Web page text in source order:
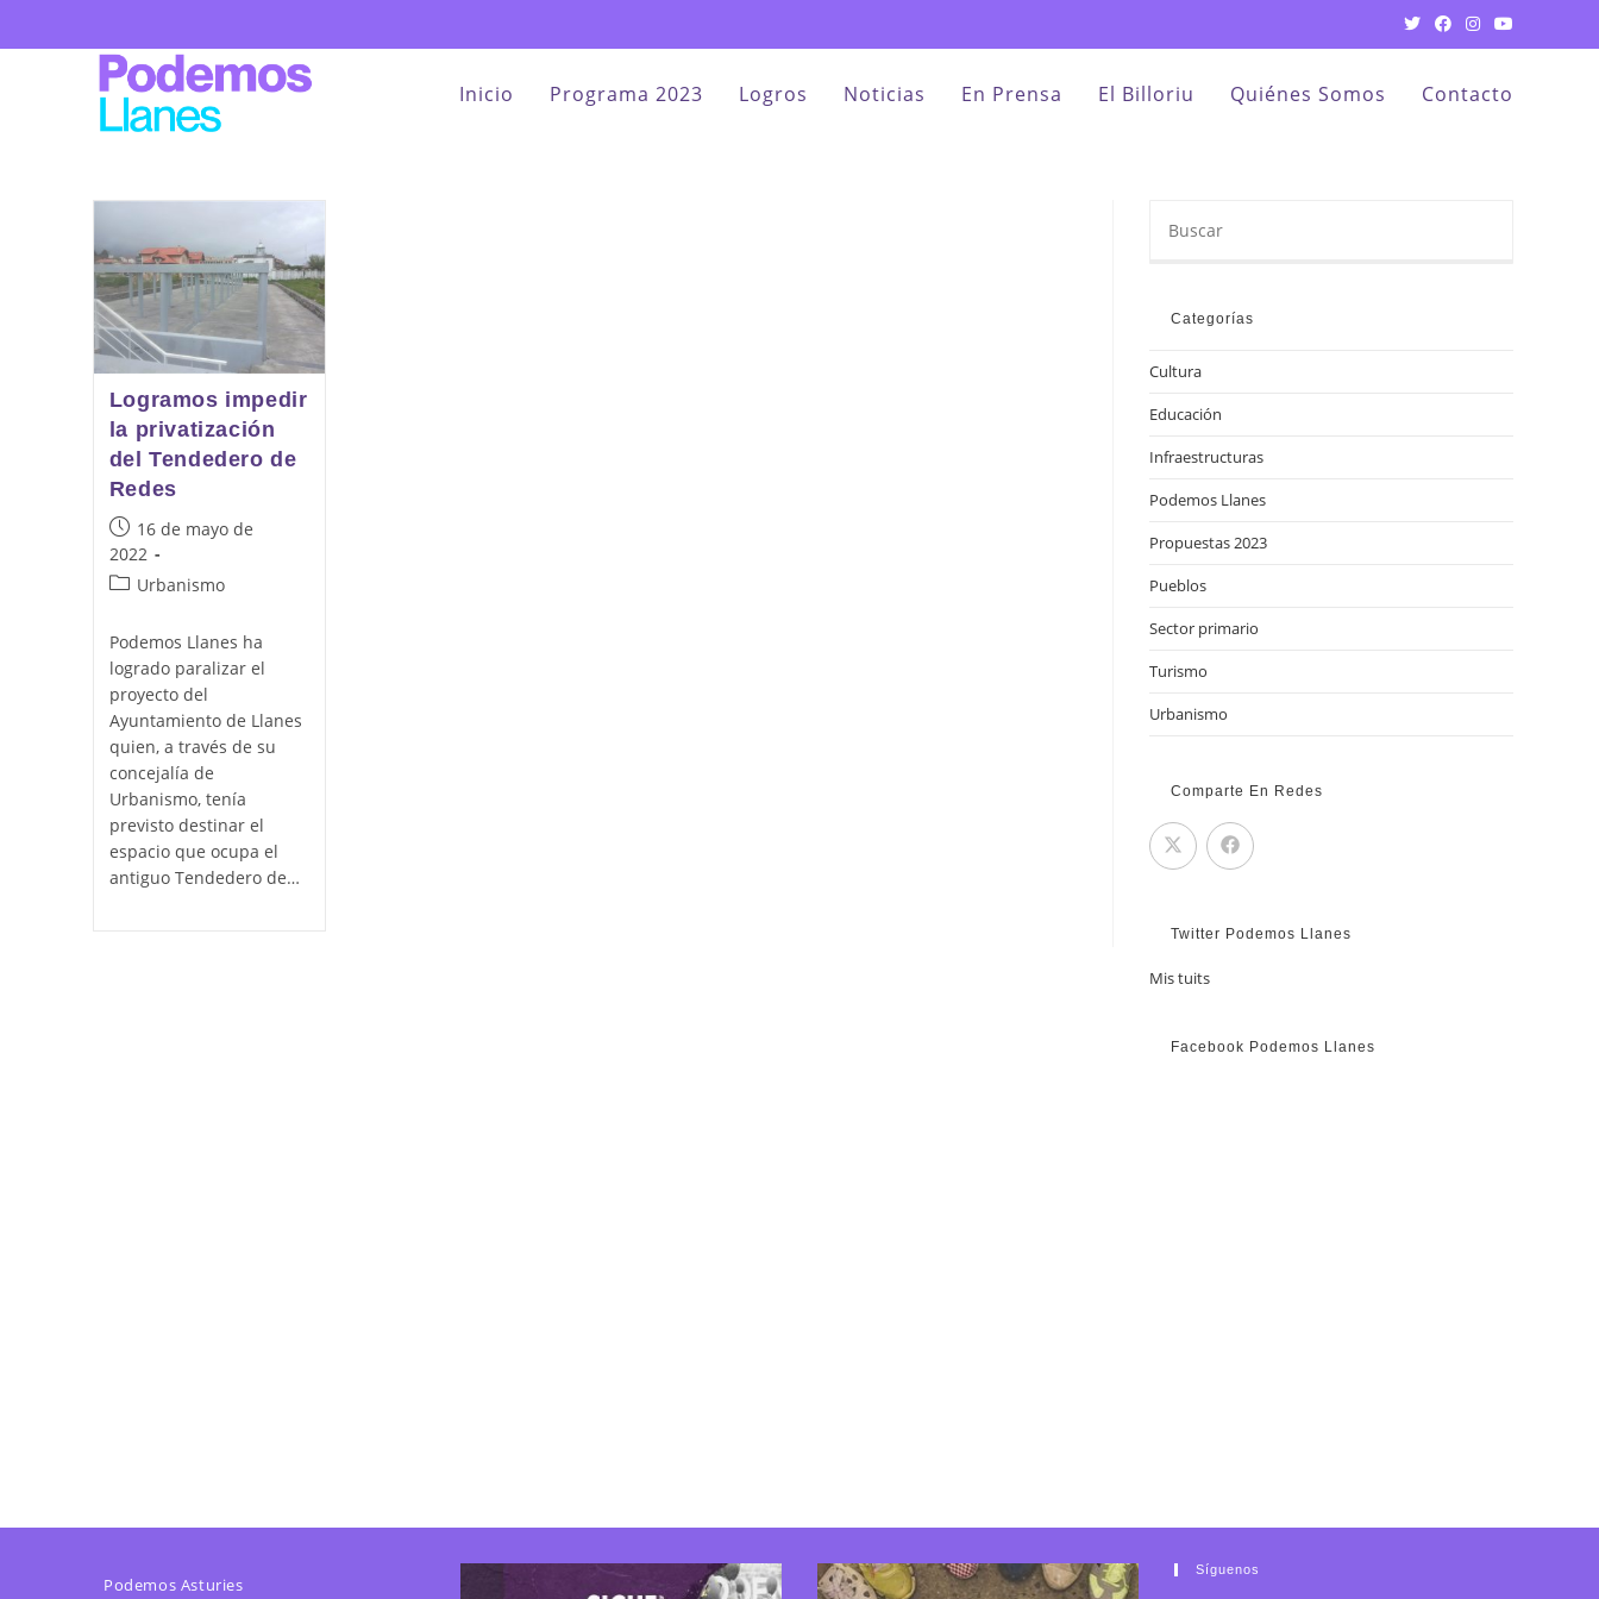
al
Inicio Programa 2023 Logros Noticias En Prensa El Billoriu Quiénes Somos Contacto
Logramos impedir
la privatización
del Tendedero de
Redes
Publicación
de
la
16 de mayo de
2022
Categoría
la
entrada:
Urbanismo
Podemos Llanes ha
logrado paralizar el
proyecto del
Ayuntamiento de Llanes
quien, a través de su
concejalía de
Urbanismo, tenía
previsto destinar el
espacio que ocupa el
antiguo Tendedero de…
Categorías
Cultura
Educación
Infraestructuras
Podemos Llanes
Propuestas 2023
Pueblos
Sector primario
Turismo
Urbanismo
Comparte En Redes
Twitter Podemos Llanes
Mis tuits
Facebook Podemos Llanes
Podemos Asturies
Síguenos